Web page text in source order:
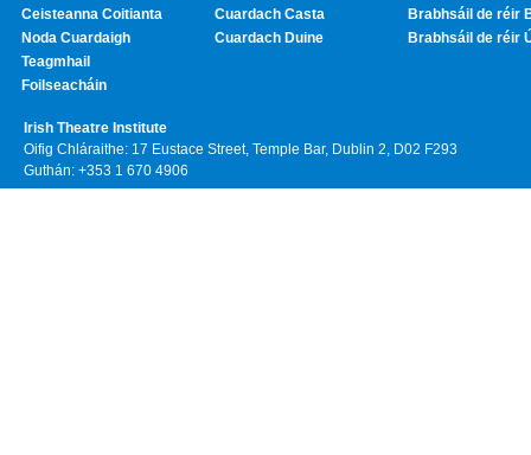
Ceisteanna Coitianta
Noda Cuardaigh
Teagmhail
Foilseacháin
Cuardach Casta
Cuardach Duine
Brabhsáil de réir
Brabhsáil de réir
Irish Theatre Institute
Oifig Chláraithe: 17 Eustace Street, Temple Bar, Dublin 2, D02 F293
Guthán: +353 1 670 4906